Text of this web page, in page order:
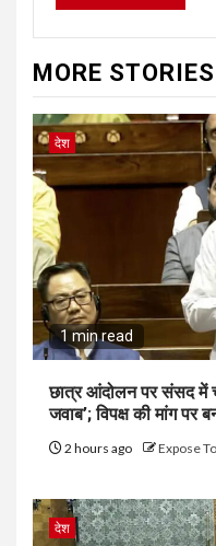
MORE STORIES
देश
1 min read
छात्र आंदोलन पर संसद में
जवाब’; विपक्ष की मांग पर
2 hours ago Expose
देश